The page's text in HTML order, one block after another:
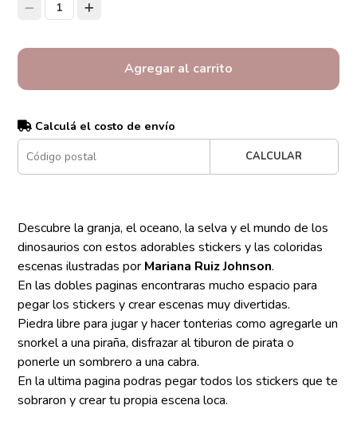
1
Agregar al carrito
Calculá el costo de envío
CALCULAR
Descubre la granja, el oceano, la selva y el mundo de los
dinosaurios con estos adorables stickers y las coloridas
escenas ilustradas por Mariana Ruiz Johnson.
En las dobles paginas encontraras mucho espacio para
pegar los stickers y crear escenas muy divertidas.
Piedra libre para jugar y hacer tonterias como agregarle un
snorkel a una piraña, disfrazar al tiburon de pirata o
ponerle un sombrero a una cabra.
En la ultima pagina podras pegar todos los stickers que te
sobraron y crear tu propia escena loca.